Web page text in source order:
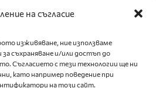
на съгласие
изживяване, ние използваме
съхраняване и/или достъп до
Съгласието с тези технологии ще ни
като например поведение при
на този сайт.